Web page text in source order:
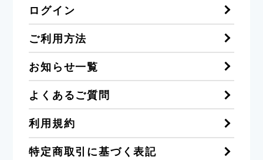
ログイン
ご利用方法
お知らせ一覧
よくあるご質問
利用規約
特定商取引に基づく表記